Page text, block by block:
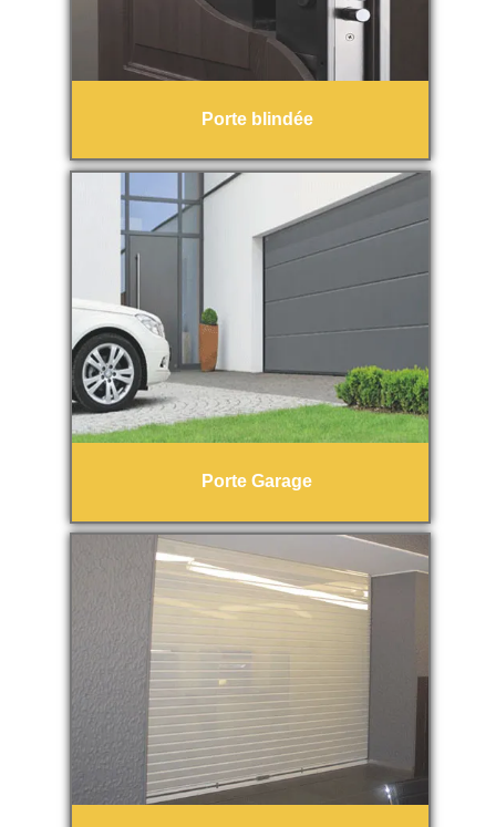
Porte blindée
Porte Garage